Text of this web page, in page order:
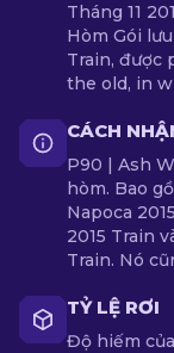
Tháng 11
Hòm Gói
Train, được
the old, in
CÁCH
P90 | Ash
hòm. Bao
Napoca
2015 Train
Train. Nó
TỶ LỆ RƠI
Độ hiếm